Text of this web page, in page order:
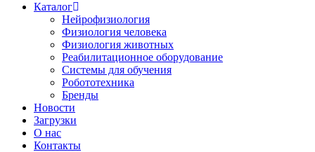
Каталог
Нейрофизиология
Физиология человека
Физиология животных
Реабилитационное оборудование
Системы для обучения
Робототехника
Бренды
Новости
Загрузки
О нас
Контакты